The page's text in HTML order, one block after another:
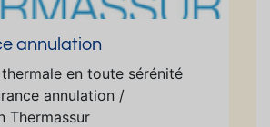
annulation
en toute sérénité
annulation /
Thermassur